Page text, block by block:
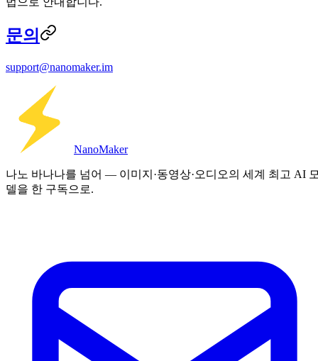
문의
support@nanomaker.im
NanoMaker
나노 바나나를 넘어 — 이미지·동영상·오디오의 세계 최고 AI
델을 한 구독으로.